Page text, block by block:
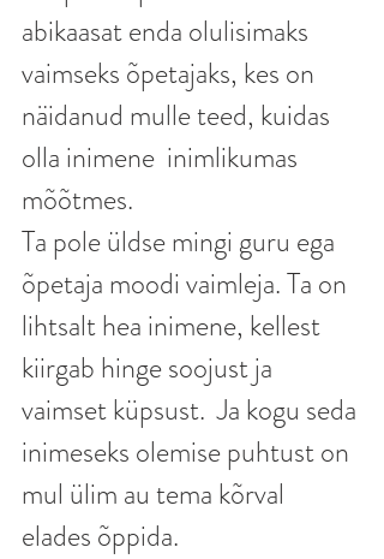
abikaasat enda olulisimaks
vaimseks õpetajaks, kes on
näidanud mulle teed, kuidas
olla inimene  inimlikumas
mõõtmes.
Ta pole üldse mingi guru ega
õpetaja moodi vaimleja. Ta on
lihtsalt hea inimene, kellest
kiirgab hinge soojust ja
vaimset küpsust.  Ja kogu seda
inimeseks olemise puhtust on
mul ülim au tema kõrval
elades õppida.